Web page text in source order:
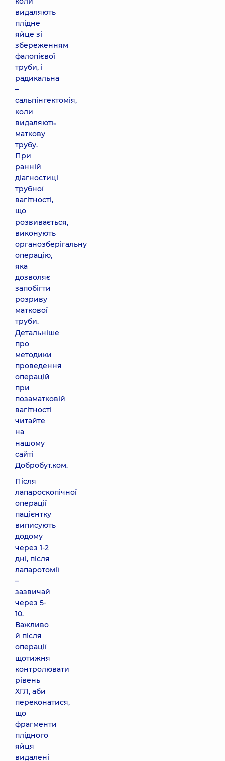
видаляють
плідне
яйце зі
збереженням
фалопієвої
труби, і
радикальна
–
сальпінгектомія,
коли
видаляють
маткову
трубу.
При
ранній
діагностиці
трубної
вагітності,
що
розвивається,
виконують
органозберігальну
операцію,
яка
дозволяє
запобігти
розриву
маткової
труби.
Детальніше
про
методики
проведення
операцій
при
позаматковій
вагітності
читайте
на
нашому
сайті
Добробут.ком.
Після
лапароскопічної
операції
пацієнтку
виписують
додому
через 1-2
дні, після
лапаротомії
–
зазвичай
через 5-
10.
Важливо
й після
операції
щотижня
контролювати
рівень
ХГЛ, аби
переконатися,
що
фрагменти
плідного
яйця
видалені